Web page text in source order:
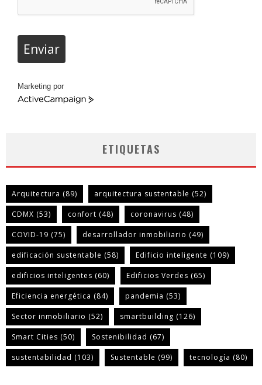
Enviar
Marketing por
ActiveCampaign
ETIQUETAS
Arquitectura (89) arquitectura sustentable (52)
CDMX (53) confort (48) coronavirus (48)
COVID-19 (75) desarrollador inmobiliario (49)
edificación sustentable (58) Edificio inteligente (109)
edificios inteligentes (60) Edificios Verdes (65)
Eficiencia energética (84) pandemia (53)
Sector inmobiliario (52) smartbuilding (126)
Smart Cities (50) Sostenibilidad (67)
sustentabilidad (103) Sustentable (99) tecnología (80)